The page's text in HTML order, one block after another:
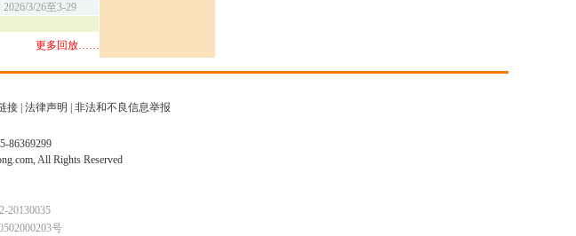
2026/3/26至3-29
更多回放……
接| 法律声明 非法和不良信息举报
86369299
All Rights Reserved
20130035
号